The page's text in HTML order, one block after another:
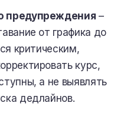
предупреждения –
от графика до
критическим,
курс,
а не выявлять
дедлайнов.